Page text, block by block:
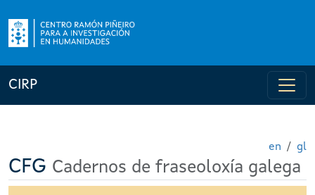
CIRP
en gl
CFG Cadernos de fraseoloxía galega